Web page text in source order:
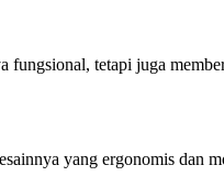
tetapi juga
yang ergonomis